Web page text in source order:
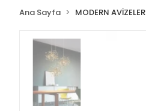
Ana Sayfa MODERN AVİZELER